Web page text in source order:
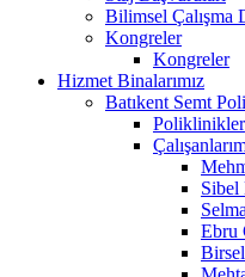
Bilimsel Çalışma
Kongreler
Kongreler
Hizmet Binalarımız
Batıkent Semt
Poliklinikler
Ebru